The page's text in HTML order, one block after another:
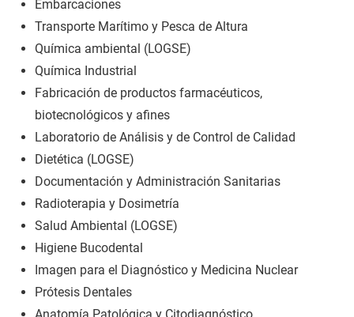
Embarcaciones
Transporte Marítimo y Pesca de Altura
Química ambiental (LOGSE)
Química Industrial
Fabricación de productos farmacéuticos,
biotecnológicos y afines
Laboratorio de Análisis y de Control de Calidad
Dietética (LOGSE)
Documentación y Administración Sanitarias
Radioterapia y Dosimetría
Salud Ambiental (LOGSE)
Higiene Bucodental
Imagen para el Diagnóstico y Medicina Nuclear
Prótesis Dentales